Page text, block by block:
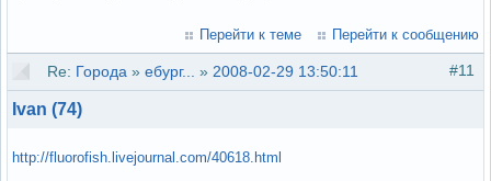
Перейти к теме Перейти к сообщению
#11
Re: Города » ебург... » 2008-02-29 13:50:11
Ivan (74)
http://fluorofish.livejournal.com/40618.html